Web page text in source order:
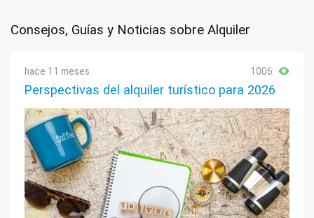
Consejos, Guías y Noticias sobre Alquiler
hace 11 meses 1006
Perspectivas del alquiler turístico para 2026